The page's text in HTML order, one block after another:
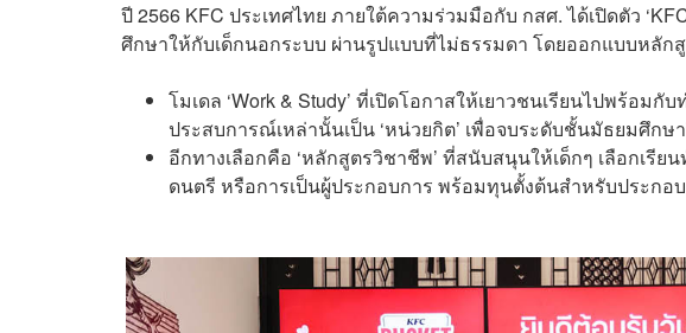
ปี 2566 KFC ประเทศไทย ภายใต้ความร่วมมือกับ กสศ. ได้เปิดตัว
ศึกษาให้กับเด็กนอกระบบ ผ่านรูปแบบที่ไม่ธรรมดา โดยออกแบบหลัก
โมเดล ‘Work & Study’ ที่เปิดโอกาสให้เยาวชนเรียนไปพร้อม
ประสบการณ์เหล่านั้นเป็น ‘หน่วยกิต’ เพื่อจบระดับชั้นมัธยมศึกษ
อีกทางเลือกคือ ‘หลักสูตรวิชาชีพ’ ที่สนับสนุนให้เด็กๆ เลือกเรี
ดนตรี หรือการเป็นผู้ประกอบการ พร้อมทุนตั้งต้นสำหรับประกอ